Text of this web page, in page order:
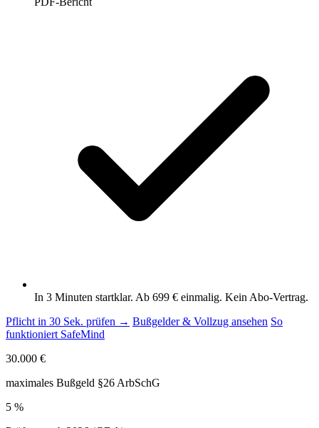
In 3 Minuten startklar. Ab 699 € einmalig. Kein Abo-Vertrag.
Pflicht in 30 Sek. prüfen → Bußgelder & Vollzug ansehen So
funktioniert SafeMind
30.000 €
maximales Bußgeld §26 ArbSchG
5 %